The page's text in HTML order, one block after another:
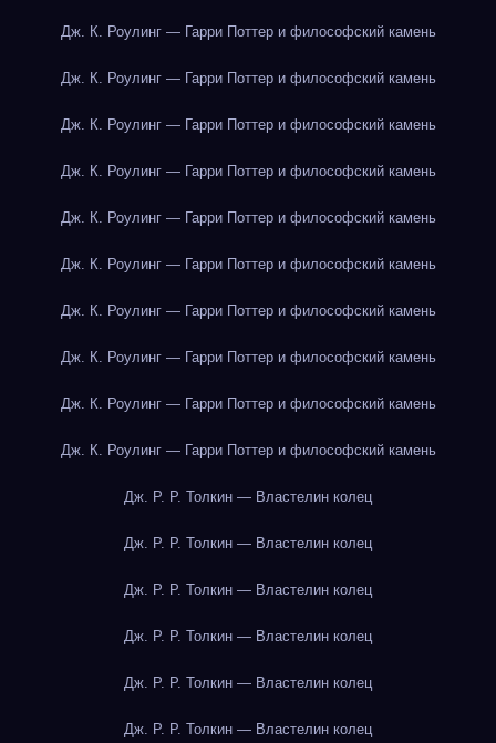
Дж. К. Роулинг — Гарри Поттер и философский камень
Дж. К. Роулинг — Гарри Поттер и философский камень
Дж. К. Роулинг — Гарри Поттер и философский камень
Дж. К. Роулинг — Гарри Поттер и философский камень
Дж. К. Роулинг — Гарри Поттер и философский камень
Дж. К. Роулинг — Гарри Поттер и философский камень
Дж. К. Роулинг — Гарри Поттер и философский камень
Дж. К. Роулинг — Гарри Поттер и философский камень
Дж. К. Роулинг — Гарри Поттер и философский камень
Дж. К. Роулинг — Гарри Поттер и философский камень
Дж. Р. Р. Толкин — Властелин колец
Дж. Р. Р. Толкин — Властелин колец
Дж. Р. Р. Толкин — Властелин колец
Дж. Р. Р. Толкин — Властелин колец
Дж. Р. Р. Толкин — Властелин колец
Дж. Р. Р. Толкин — Властелин колец